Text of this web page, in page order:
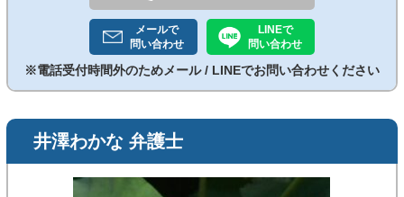
メールで
問い合わせ
LINEで
問い合わせ
※電話受付時間外のためメール / LINEでお問い合わせください
井澤わかな 弁護士